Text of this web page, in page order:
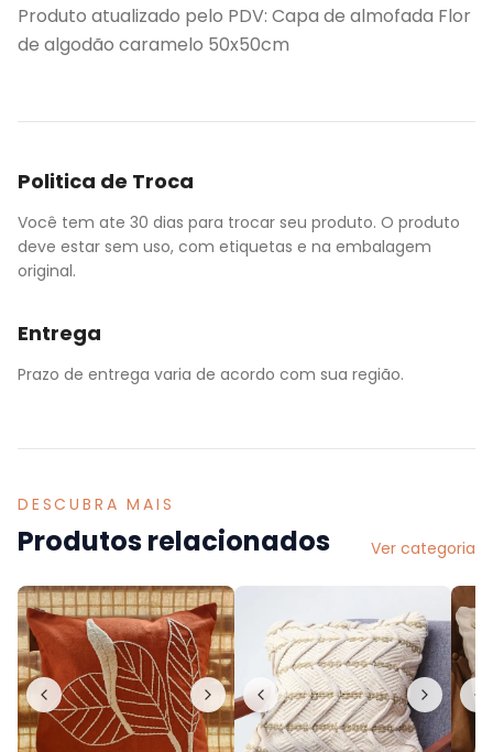
Produto atualizado pelo PDV: Capa de almofada Flor
de algodão caramelo 50x50cm
Politica de Troca
Você tem ate 30 dias para trocar seu produto. O produto
deve estar sem uso, com etiquetas e na embalagem
original.
Entrega
Prazo de entrega varia de acordo com sua região.
DESCUBRA MAIS
Produtos relacionados Ver categoria